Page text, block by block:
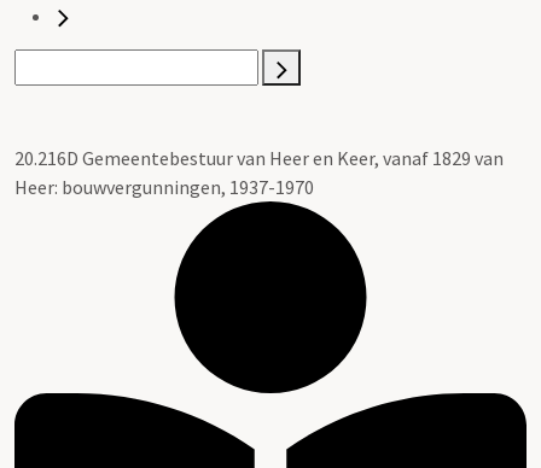
20.216D Gemeentebestuur van Heer en Keer, vanaf 1829 van
Heer: bouwvergunningen, 1937-1970